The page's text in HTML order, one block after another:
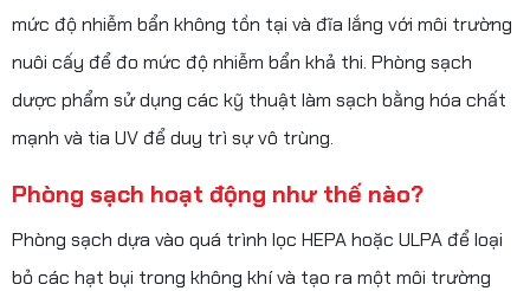
mức độ nhiễm bẩn không tồn tại và đĩa lắng với môi trường
nuôi cấy để đo mức độ nhiễm bẩn khả thi. Phòng sạch
dược phẩm sử dụng các kỹ thuật làm sạch bằng hóa chất
mạnh và tia UV để duy trì sự vô trùng.
Phòng sạch hoạt động như thế nào?
Phòng sạch dựa vào quá trình lọc HEPA hoặc ULPA để loại
bỏ các hạt bụi trong không khí và tạo ra một môi trường